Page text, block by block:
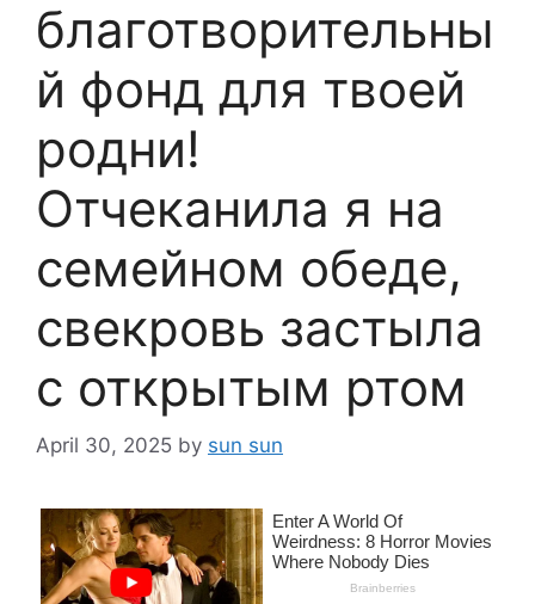
благотворительны
й фонд для твоей
родни!
Отчеканила я на
семейном обеде,
свекровь застыла
с открытым ртом
April 30, 2025 by sun sun